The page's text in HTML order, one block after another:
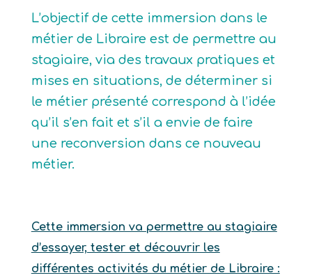
L’objectif de cette immersion dans le
métier de Libraire est de permettre au
stagiaire, via des travaux pratiques et
mises en situations, de déterminer si
le métier présenté correspond à l’idée
qu’il s’en fait et s’il a envie de faire
une reconversion dans ce nouveau
métier.
Cette immersion va permettre au stagiaire
d’essayer, tester et découvrir les
différentes activités du métier de Libraire :